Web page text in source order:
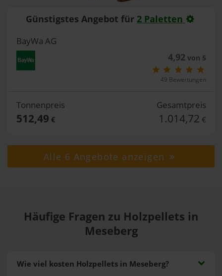
Günstigstes Angebot für 2 Paletten
BayWa AG
4,92von 5
49 Bewertungen
Tonnenpreis
512,49 €
Gesamtpreis
1.014,72 €
Alle 6 Angebote anzeigen
Häufige Fragen zu Holzpellets in
Meseberg
Wie viel kosten Holzpellets in Meseberg?